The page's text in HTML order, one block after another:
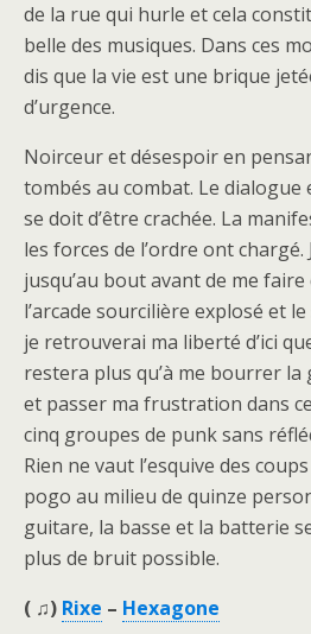
de la rue qui hurle et cela
belle des musiques. Dans ces
dis que la vie est une brique
d’urgence.
Noirceur et désespoir en
tombés au combat. Le
se doit d’être crachée. La
les forces de l’ordre ont chargé.
jusqu’au bout avant de me faire
l’arcade sourcilière explosé et
je retrouverai ma liberté d’ici
restera plus qu’à me bourrer la
et passer ma frustration dans
cinq groupes de punk sans
Rien ne vaut l’esquive des
pogo au milieu de quinze
guitare, la basse et la batterie
plus de bruit possible.
( ♫) Rixe – Hexagone